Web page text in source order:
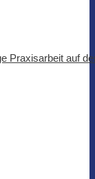
Praxisarbeit auf